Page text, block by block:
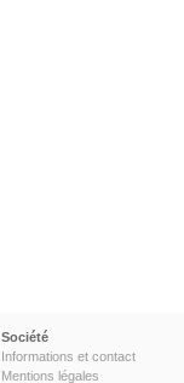
Société
Informations et contact
Mentions légales